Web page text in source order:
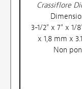
Crassiflore
3-1/2" x 7" x 1/
x 1,8 mm x
Non